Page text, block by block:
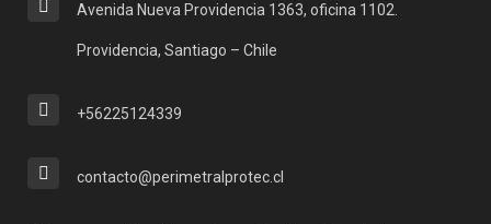
Avenida Nueva Providencia 1363, oficina 1102.
Providencia, Santiago – Chile
+56225124339
contacto@perimetralprotec.cl